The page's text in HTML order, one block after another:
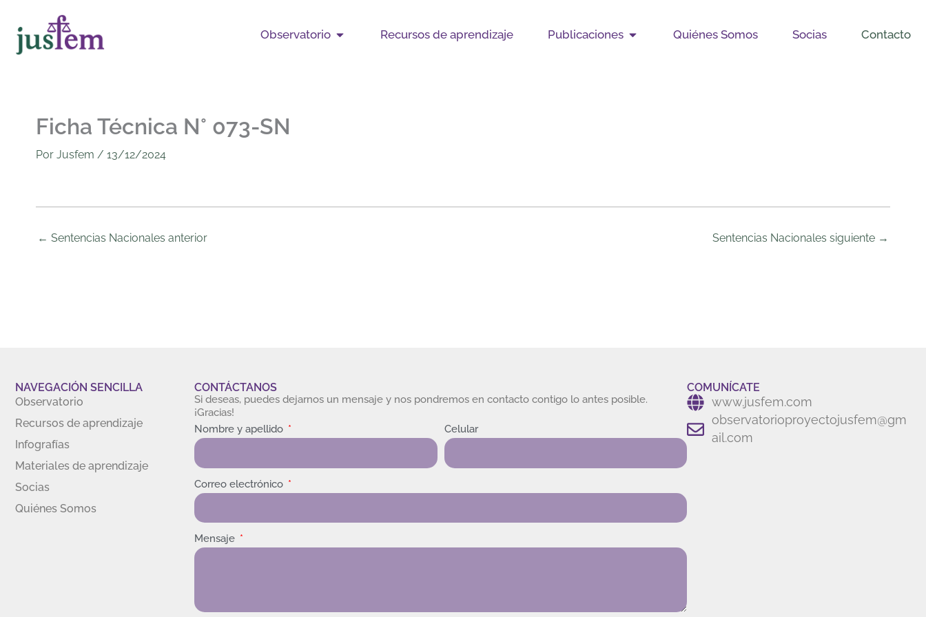
contenido
Observatorio Open Observatorio
Recursos de aprendizaje Publicaciones Open Publicaciones
Quiénes Somos Socias Contacto
Ficha Técnica N° 073-SN
Por Jusfem / 13/12/2024
← Sentencias Nacionales anterior Sentencias Nacionales siguiente →
NAVEGACIÓN SENCILLA
Observatorio
Recursos de aprendizaje
Infografías
Materiales de aprendizaje
Socias
Quiénes Somos
CONTÁCTANOS
Si deseas, puedes dejarnos un mensaje y nos pondremos en contacto contigo lo antes posible.
¡Gracias!
Nombre y apellido
Celular
Correo electrónico
Mensaje
COMUNÍCATE
www.jusfem.com
observatorioproyectojusfem@gm
ail.com